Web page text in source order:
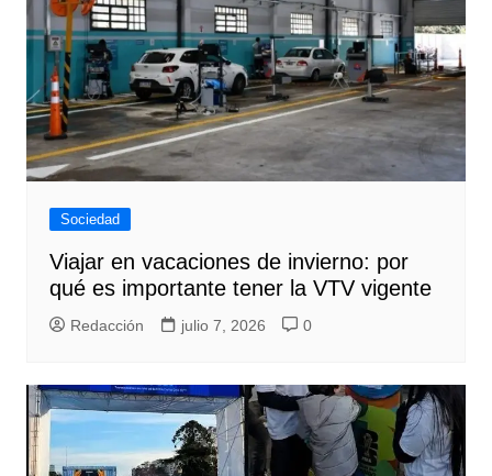
Sociedad
Viajar en vacaciones de invierno: por
qué es importante tener la VTV vigente
Redacción julio 7, 2026 0